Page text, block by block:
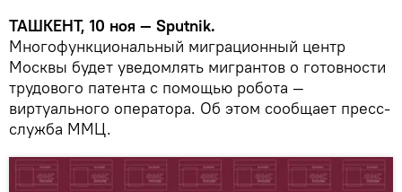
ТАШКЕНТ, 10 ноя — Sputnik.
Многофункциональный миграционный центр
Москвы будет уведомлять мигрантов о готовности
трудового патента с помощью робота —
виртуального оператора. Об этом сообщает пресс-
служба ММЦ.